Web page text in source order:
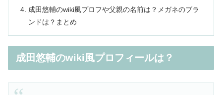
成田悠輔のwiki風プロフや父親の名前は？メガネのブラ
ンドは？まとめ
成田悠輔のwiki風プロフィールは？